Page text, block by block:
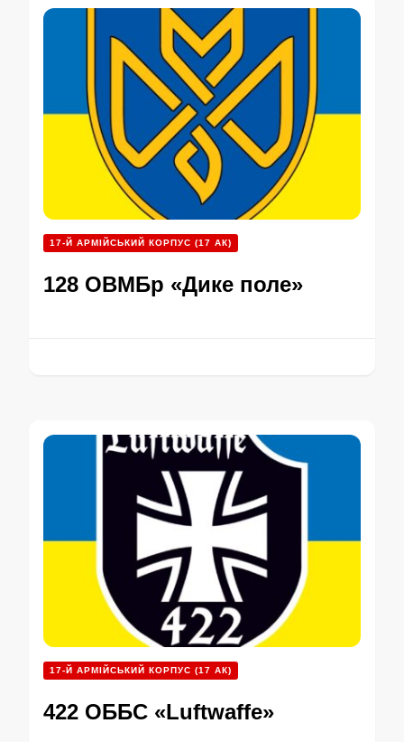
17-Й АРМІЙСЬКИЙ КОРПУС (17 АК)
128 ОВМБр «Дике поле»
17-Й АРМІЙСЬКИЙ КОРПУС (17 АК)
422 ОББС «Luftwaffe»